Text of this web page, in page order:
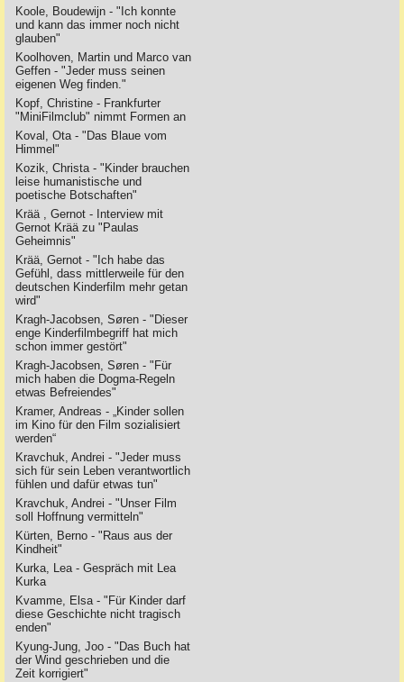
Koole, Boudewijn - "Ich konnte
und kann das immer noch nicht
glauben"
Koolhoven, Martin und Marco van
Geffen - "Jeder muss seinen
eigenen Weg finden."
Kopf, Christine - Frankfurter
"MiniFilmclub" nimmt Formen an
Koval, Ota - "Das Blaue vom
Himmel"
Kozik, Christa - "Kinder brauchen
leise humanistische und
poetische Botschaften"
Krää , Gernot - Interview mit
Gernot Krää zu "Paulas
Geheimnis"
Krää, Gernot - "Ich habe das
Gefühl, dass mittlerweile für den
deutschen Kinderfilm mehr getan
wird"
Kragh-Jacobsen, Søren - "Dieser
enge Kinderfilmbegriff hat mich
schon immer gestört"
Kragh-Jacobsen, Søren - "Für
mich haben die Dogma-Regeln
etwas Befreiendes"
Kramer, Andreas - „Kinder sollen
im Kino für den Film sozialisiert
werden“
Kravchuk, Andrei - "Jeder muss
sich für sein Leben verantwortlich
fühlen und dafür etwas tun"
Kravchuk, Andrei - "Unser Film
soll Hoffnung vermitteln"
Kürten, Berno - "Raus aus der
Kindheit"
Kurka, Lea - Gespräch mit Lea
Kurka
Kvamme, Elsa - "Für Kinder darf
diese Geschichte nicht tragisch
enden"
Kyung-Jung, Joo - "Das Buch hat
der Wind geschrieben und die
Zeit korrigiert"